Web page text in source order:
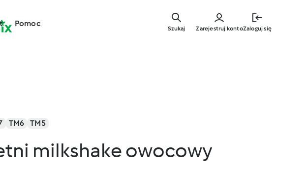
głównej
Pomoc
Zarejestruj kontoZaloguj się
Szukaj
TM6 TM5
milkshake owocowy